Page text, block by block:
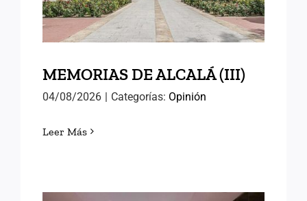
MEMORIAS DE ALCALÁ (III)
04/08/2026 | Categorías: Opinión
Leer Más